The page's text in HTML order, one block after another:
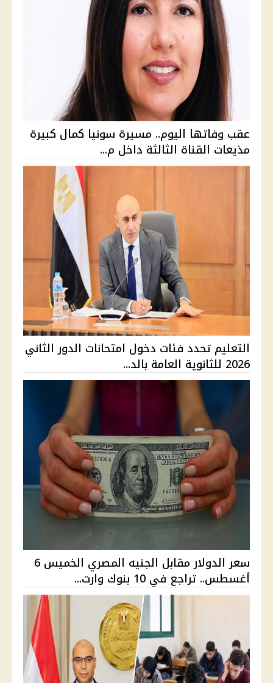
عقب وفاتها اليوم.. مسيرة سونيا كمال كبيرة
مذيعات القناة الثالثة داخل م...
التعليم تحدد فئات دخول امتحانات الدور الثاني
2026 للثانوية العامة بالد...
سعر الدولار مقابل الجنيه المصري الخميس 6
أغسطس.. تراجع في 10 بنوك وارت...